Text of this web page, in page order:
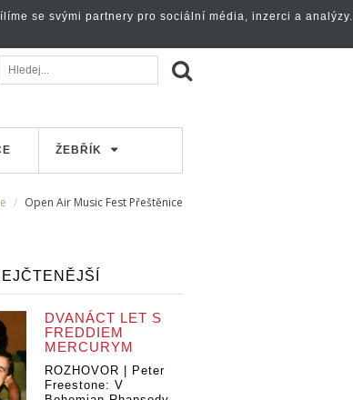
ŽEBŘÍK
Open Air Music Fest Přeštěnice
DVANÁCT LET S
FREDDIEM
MERCURYM
ROZHOVOR | Peter
Freestone: V
se svými partnery pro sociální média, inzerci a analýzy.